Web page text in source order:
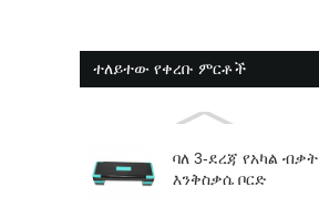
ተለይተው የቀረቡ ምርቶች
ባለ 3-ደረጃ የአካል ብቃት
እንቅስቃሴ ቦርድ